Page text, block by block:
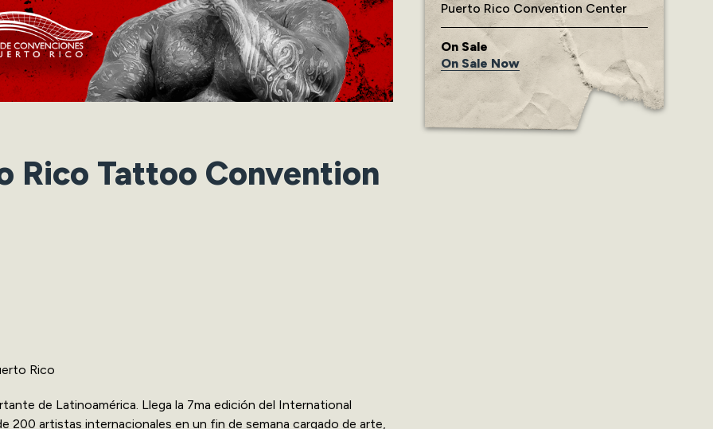
Rico Tattoo Convention
Puerto Rico Convention Center
On Sale
On Sale Now
Rico
de Latinoamérica. Llega la 7ma edición del International
200 artistas internacionales en un fin de semana cargado de arte,